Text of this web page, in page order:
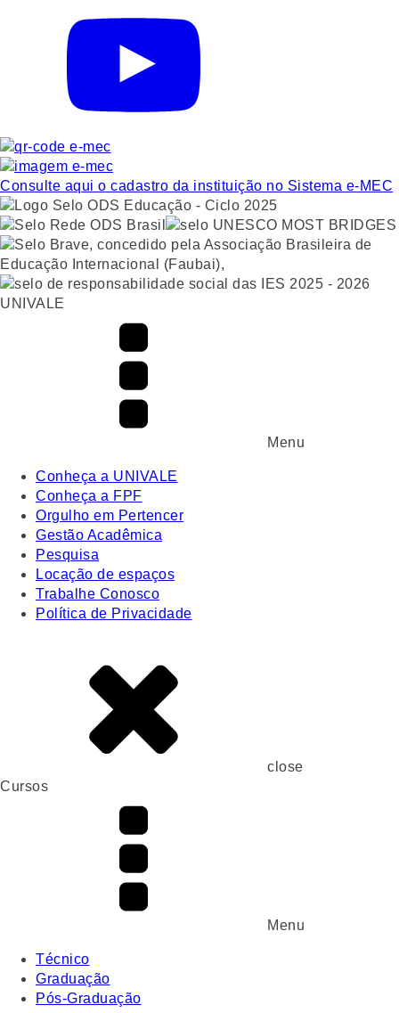
Consulte aqui o cadastro da instituição no Sistema e-MEC
UNIVALE
Menu
Conheça a UNIVALE
Conheça a FPF
Orgulho em Pertencer
Gestão Acadêmica
Pesquisa
Locação de espaços
Trabalhe Conosco
Política de Privacidade
close
Cursos
Menu
Técnico
Graduação
Pós-Graduação